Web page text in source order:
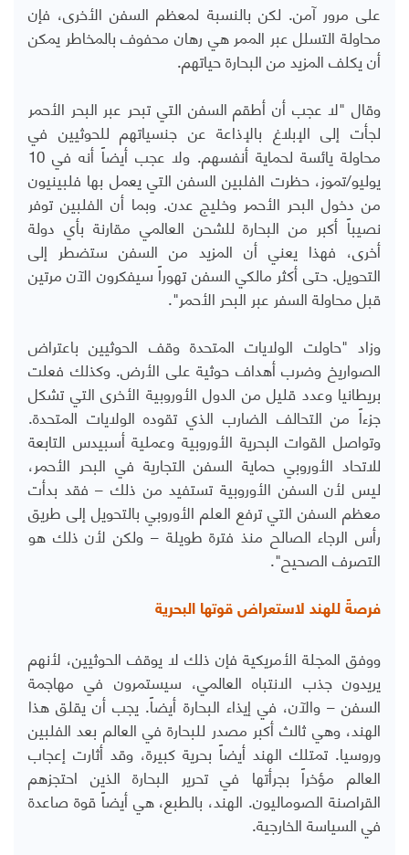
على مرور آمن. لكن بالنسبة لمعظم السفن الأخرى، فإن
محاولة التسلل عبر الممر هي رهان محفوف بالمخاطر يمكن
أن يكلف المزيد من البحارة حياتهم.
وقال "لا عجب أن أطقم السفن التي تبحر عبر البحر الأحمر
لجأت إلى الإبلاغ بالإذاعة عن جنسياتهم للحوثيين في
محاولة يائسة لحماية أنفسهم. ولا عجب أيضاً أنه في 10
يوليو/تموز، حظرت الفلبين السفن التي يعمل بها فلبينيون
من دخول البحر الأحمر وخليج عدن. وبما أن الفلبين توفر
نصيباً أكبر من البحارة للشحن العالمي مقارنة بأي دولة
أخرى، فهذا يعني أن المزيد من السفن ستضطر إلى
التحويل. حتى أكثر مالكي السفن تهوراً سيفكرون الآن مرتين
قبل محاولة السفر عبر البحر الأحمر".
وزاد "حاولت الولايات المتحدة وقف الحوثيين باعتراض
الصواريخ وضرب أهداف حوثية على الأرض. وكذلك فعلت
بريطانيا وعدد قليل من الدول الأوروبية الأخرى التي تشكل
جزءاً من التحالف الضارب الذي تقوده الولايات المتحدة.
وتواصل القوات البحرية الأوروبية وعملية أسبيدس التابعة
للاتحاد الأوروبي حماية السفن التجارية في البحر الأحمر،
ليس لأن السفن الأوروبية تستفيد من ذلك – فقد بدأت
معظم السفن التي ترفع العلم الأوروبي بالتحويل إلى طريق
رأس الرجاء الصالح منذ فترة طويلة – ولكن لأن ذلك هو
التصرف الصحيح".
فرصةً للهند لاستعراض قوتها البحرية
ووفق المجلة الأمريكية فإن ذلك لا يوقف الحوثيين، لأنهم
يريدون جذب الانتباه العالمي، سيستمرون في مهاجمة
السفن – والآن، في إيذاء البحارة أيضاً. يجب أن يقلق هذا
الهند، وهي ثالث أكبر مصدر للبحارة في العالم بعد الفلبين
وروسيا. تمتلك الهند أيضاً بحرية كبيرة، وقد أثارت إعجاب
العالم مؤخراً بجرأتها في تحرير البحارة الذين احتجزهم
القراصنة الصوماليون. الهند، بالطبع، هي أيضاً قوة صاعدة
في السياسة الخارجية.